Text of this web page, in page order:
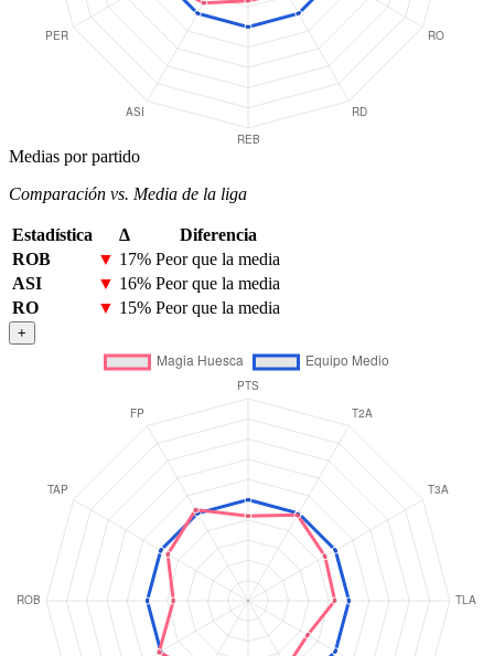
Medias por partido
Comparación vs. Media de la liga
Estadística Δ
Diferencia
ROB
▼ 17% Peor que la media
ASI
▼ 16% Peor que la media
RO
▼ 15% Peor que la media
+